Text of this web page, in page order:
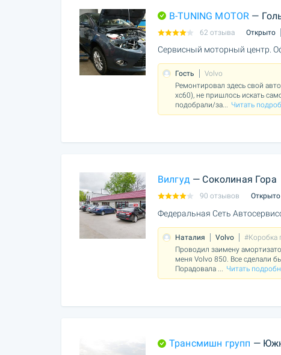
B-TUNING MOTOR —
62 отзыва Открыто
Сервисный моторный центр.
Гость
Volvo
Ремонтировал здесь свой
xc60), не пришлось искать
подобрали/за... Читать
Вилгуд— Соколиная Гора
90 отзывов Открыто
Федеральная Сеть
Наталия Volvo
#Коробка
Проводил заимену
меня Volvo 850. Все сделали
Порадовала ... Читать
Трансмишн групп —